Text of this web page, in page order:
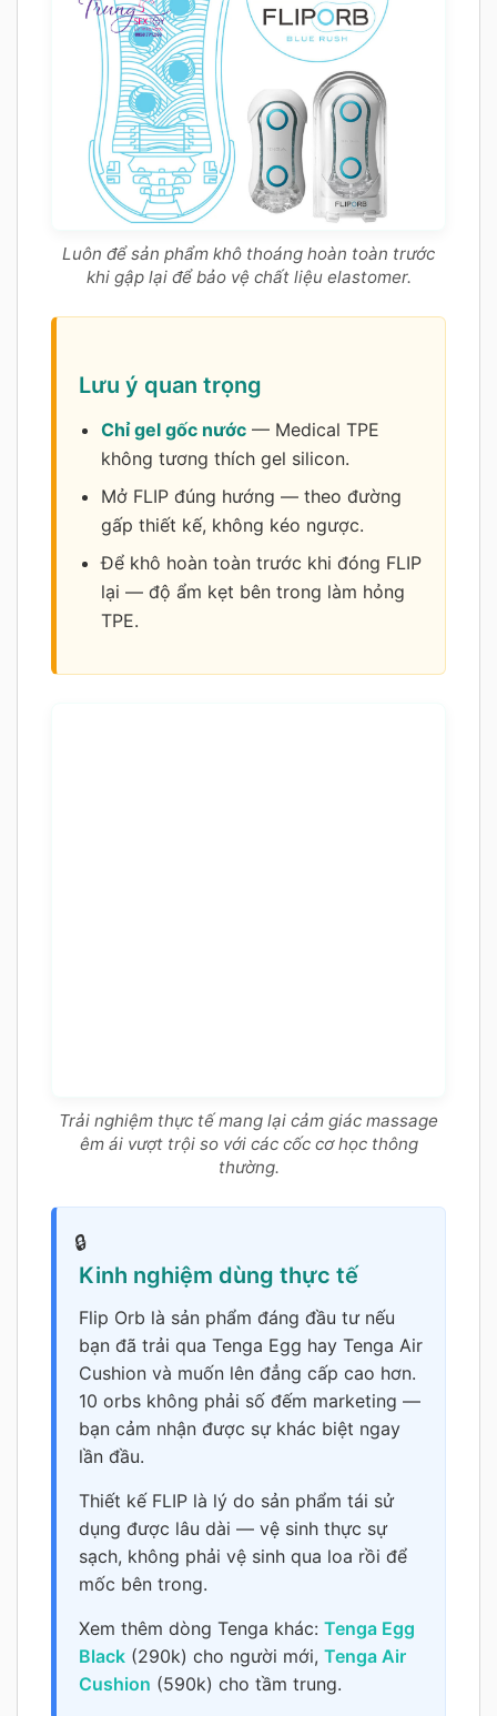
Luôn để sản phẩm khô thoáng hoàn toàn trước
khi gập lại để bảo vệ chất liệu elastomer.
Lưu ý quan trọng
Chỉ gel gốc nước — Medical TPE
không tương thích gel silicon.
Mở FLIP đúng hướng — theo đường
gấp thiết kế, không kéo ngược.
Để khô hoàn toàn trước khi đóng FLIP
lại — độ ẩm kẹt bên trong làm hỏng
TPE.
Trải nghiệm thực tế mang lại cảm giác massage
êm ái vượt trội so với các cốc cơ học thông
thường.
Kinh nghiệm dùng thực tế
Flip Orb là sản phẩm đáng đầu tư nếu
bạn đã trải qua Tenga Egg hay Tenga Air
Cushion và muốn lên đẳng cấp cao hơn.
10 orbs không phải số đếm marketing —
bạn cảm nhận được sự khác biệt ngay
lần đầu.
Thiết kế FLIP là lý do sản phẩm tái sử
dụng được lâu dài — vệ sinh thực sự
sạch, không phải vệ sinh qua loa rồi để
mốc bên trong.
Xem thêm dòng Tenga khác: Tenga Egg
Black (290k) cho người mới, Tenga Air
Cushion (590k) cho tầm trung.